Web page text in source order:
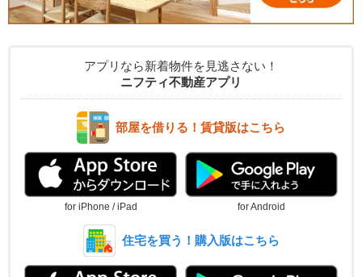
アプリなら新着物件を見逃さない！
ニフティ不動産アプリ
部屋を借りる！賃貸版はこちら
for iPhone / iPad for Android
住宅を買う！購入版はこちら